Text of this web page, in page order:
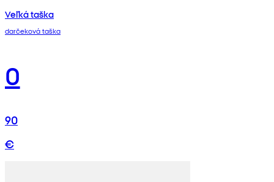
Veľká taška
darčeková taška
0
90
€